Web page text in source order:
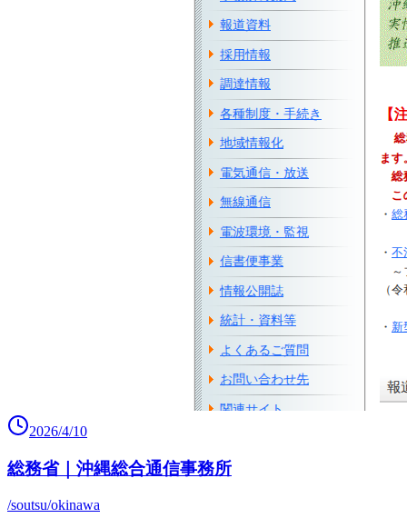
2026/4/10
総務省｜沖縄総合通信事務所
/soutsu/okinawa